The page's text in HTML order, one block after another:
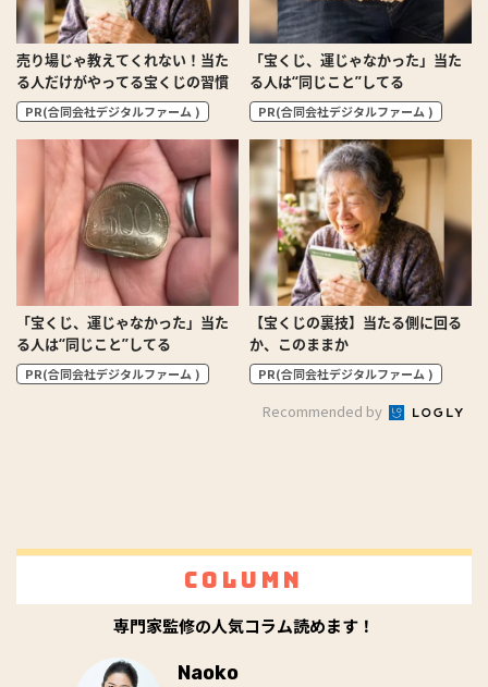
売り場じゃ教えてくれない！当た
る人だけがやってる宝くじの習慣
PR(合同会社デジタルファーム )
「宝くじ、運じゃなかった」当た
る人は“同じこと”してる
PR(合同会社デジタルファーム )
「宝くじ、運じゃなかった」当た
る人は“同じこと”してる
PR(合同会社デジタルファーム )
【宝くじの裏技】当たる側に回る
か、このままか
PR(合同会社デジタルファーム )
Recommended by
Column
専門家監修の人気コラム読めます！
Naoko